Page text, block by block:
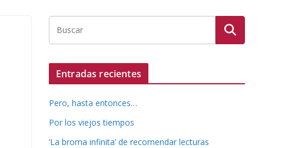
Entradas recientes
Pero, hasta entonces…
Por los viejos tiempos
‘La broma infinita’ de recomendar lecturas